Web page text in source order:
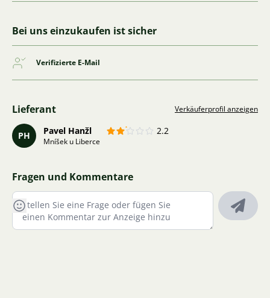
Bei uns einzukaufen ist sicher
Verifizierte E-Mail
Lieferant Verkäuferprofil anzeigen
PH Pavel Hanžl 2.2
Mníšek u Liberce
Fragen und Kommentare